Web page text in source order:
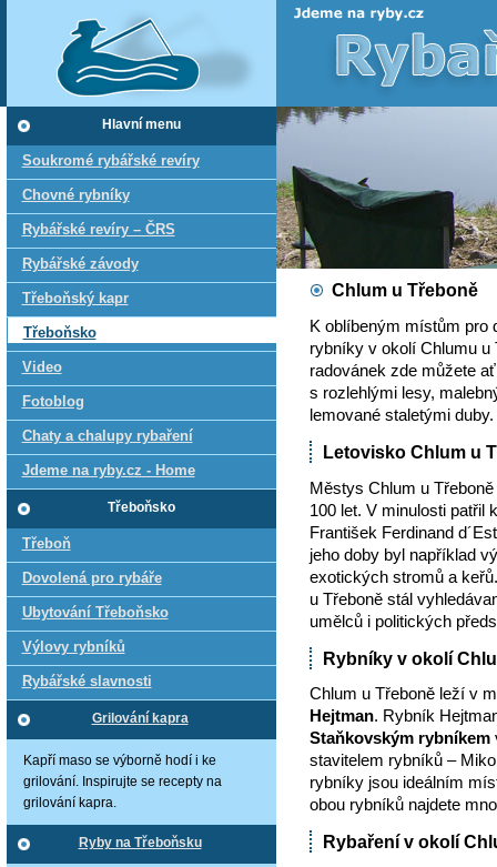
Chlum u Třeboně
K oblíbeným místům pro
rybníky v okolí Chlumu u
radovánek zde můžete
s rozlehlými lesy,
lemované staletými duby.
Letovisko Chlum u
Městys Chlum u
100 let. V minulosti patřil
František Ferdinand
jeho doby byl například
exotických stromů a
u Třeboně stál
umělců i politických
Rybníky v okolí
Chlum u Třeboně leží v
Hejtman. Rybník
Staňkovským rybníkem
stavitelem rybníků –
rybníky jsou ideálním
obou rybníků najdete
Rybaření v okolí
Hlavní menu
Soukromé rybářské revíry
Chovné rybníky
Rybářské revíry – ČRS
Rybářské závody
Třeboňský kapr
Třeboňsko
Video
Fotoblog
Chaty a chalupy rybaření
Jdeme na ryby.cz - Home
Třeboňsko
Třeboň
Dovolená pro rybáře
Ubytování Třeboňsko
Výlovy rybníků
Rybářské slavnosti
Grilování kapra
Kapří maso se výborně hodí i ke
grilování. Inspirujte se recepty na
grilování kapra.
Ryby na Třeboňsku